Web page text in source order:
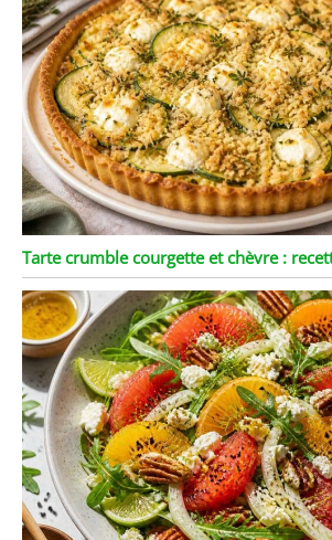
Tarte crumble courgette et chèvre :